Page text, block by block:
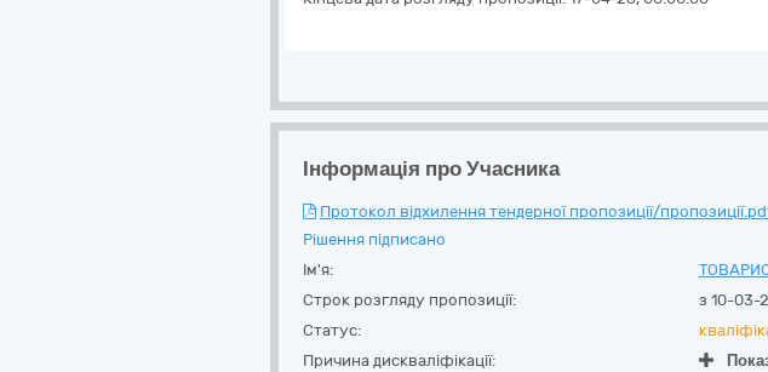
Інформація про Учасника
Протокол відхилення тендерної пропозиції/
Рішення підписано
Ім'я:
Строк розгляду пропозиції:
з 10-03-
Статус:
Причина дискваліфікації: